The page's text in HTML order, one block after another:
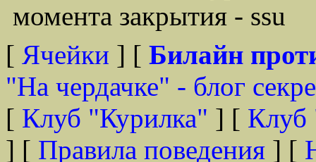
момента закрытия - ssu
[ Ячейки ] [ Билайн
"На чердачке" - блог
[ Клуб "Курилка" ] [ Клуб
] [ Правила поведения ] [